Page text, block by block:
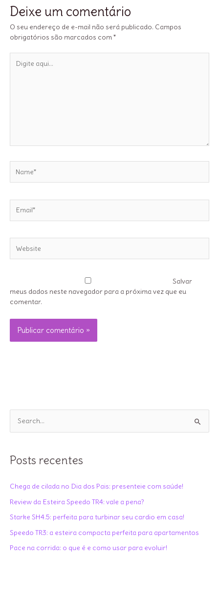
Deixe um comentário
O seu endereço de e-mail não será publicado. Campos
obrigatórios são marcados com*
aqui...
Salvar
meus dados neste navegador para a próxima vez que eu
comentar.
q
i
s
o
Posts recentes
Chega de cilada no Dia dos Pais: presenteie com saúde!
Review da Esteira Speedo TR4: vale a pena?
Starke SH4.5: perfeita para turbinar seu cardio em casa!
Speedo TR3: a esteira compacta perfeita para apartamentos
Pace na corrida: o que é e como usar para evoluir!